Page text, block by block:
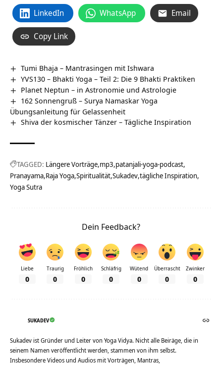
LinkedIn WhatsApp Email
Copy Link
Tumi Bhaja – Mantrasingen mit Ishwara
YVS130 – Bhakti Yoga – Teil 2: Die 9 Bhakti Praktiken
Planet Neptun – in Astronomie und Astrologie
162 Sonnengruß – Surya Namaskar Yoga
Übungsanleitung für Gelassenheit
Shiva der kosmischer Tänzer – Tägliche Inspiration
TAGGED: Längere Vorträge mp3 patanjali-yoga-podcast
Pranayama Raja Yoga Spiritualität Sukadev tägliche Inspiration
Yoga Sutra
Dein Feedback?
Liebe
0
Traurig
0
Fröhlich
0
Schläfrig
0
Wütend
0
Überrascht
0
Zwinker
0
SUKADEV
Sukadev ist Gründer und Leiter von Yoga Vidya. Nicht alle Beiräge, die in
seinem Namen veröffentlicht werden, stammen von ihm selbst.
Insbesondere Videos und Audios mit Vorträgen, Mantras,